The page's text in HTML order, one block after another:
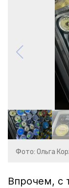
Фото: Ольга
Впрочем, с